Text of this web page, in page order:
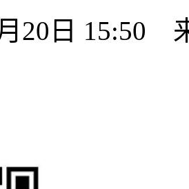
20日 15:50